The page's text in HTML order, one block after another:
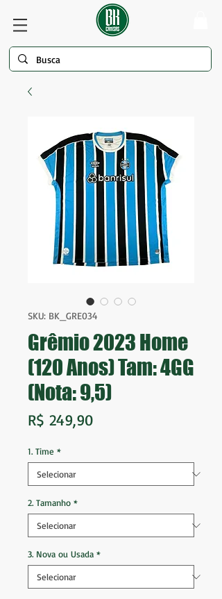
SKU: BK_GRE034
Grêmio 2023 Home
(120 Anos) Tam: 4GG
(Nota: 9,5)
R$ 249,90Preço
1. Time *
2. Tamanho *
3. Nova ou Usada *